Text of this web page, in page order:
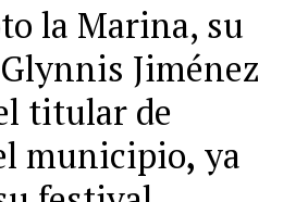
la Marina, su
Glynnis Jiménez
titular de
municipio, ya